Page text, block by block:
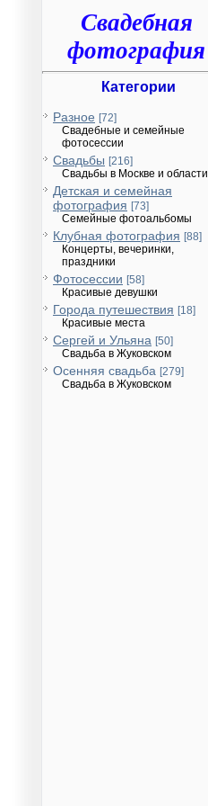
Свадебная
фотография
Категории
Разное [72]
Свадебные и семейные
фотосессии
Свадьбы [216]
Свадьбы в Москве и области
Детская и семейная
фотография [73]
Семейные фотоальбомы
Клубная фотография [88]
Концерты, вечеринки,
праздники
Фотосессии [58]
Красивые девушки
Города путешествия [18]
Красивые места
Сергей и Ульяна [50]
Свадьба в Жуковском
Осенняя свадьба [279]
Свадьба в Жуковском